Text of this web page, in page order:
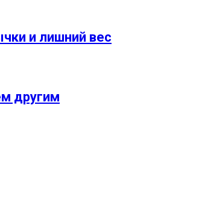
и лишний вес
другим